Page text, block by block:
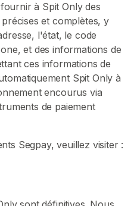
à Spit Only des
et complètes, y
l'état, le code
et des informations de
ces informations de
Spit Only à
encourus via
de paiement
Segpay, veuillez visiter :